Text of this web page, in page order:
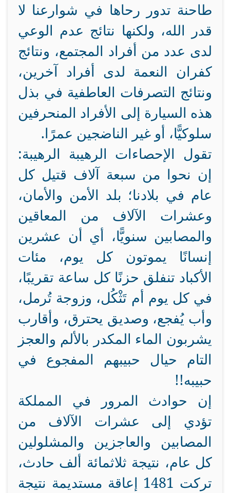
طاحنة تدور رحاها في شوارعنا لا
قدر الله، ولكنها نتائج عدم الوعي
لدى عدد من أفراد المجتمع، ونتائج
كفران النعمة لدى أفراد آخرين،
ونتائج التصرفات العاطفية في بذل
هذه السيارة إلى الأفراد المنحرفين
سلوكيًّا، أو غير الناضجين عمرًا.
تقول الإحصاءات الرهيبة الرهيبة:
إن نحوا من سبعة آلاف قتيل كل
عام في بلادنا؛ بلد الأمن والأمان،
وعشرات الآلاف من المعاقين
والمصابين سنويًّا، أي أن عشرين
إنسانًا يموتون كل يوم، مئات
الأكباد تنفلق حزنًا كل ساعة تقريبًا،
في كل يوم أم تَثْكُل، وزوجة تُرمل،
وأب يُفجع، وصديق يحترق، وأقارب
يشربون الماء المكدر بالألم والعجز
التام حيال حبيبهم المفجوع في
حبيبه!!
إن حوادث المرور في المملكة
تؤدي إلى عشرات الآلاف من
المصابين والعاجزين والمشلولين
كل عام، نتيجة ثلاثمائة ألف حادث،
تركت 1481 إعاقة مستديمة نتيجة